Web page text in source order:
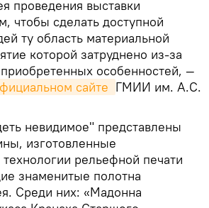
проведения выставки
чтобы сделать доступной
ту область материальной
которой затруднено из-за
особенностей, —
сайте ГМИИ им. А.С.
невидимое" представлены
изготовленные
рельефной печати
знаменитые полотна
Среди них: «Мадонна